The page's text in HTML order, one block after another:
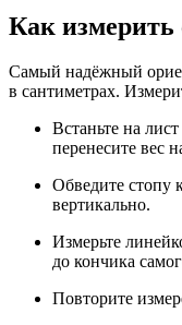
Как измерить
Самый надёжный
в сантиметрах.
Встаньте на
перенесите вес
Обведите стопу
вертикально.
Измерьте
до кончика
Повторите